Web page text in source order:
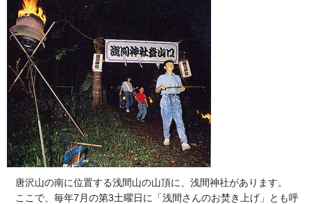
唐沢山の南に位置する浅間山の山頂に、浅間神社があります。
ここで、毎年7月の第3土曜日に「浅間さんのお焚き上げ」とも呼